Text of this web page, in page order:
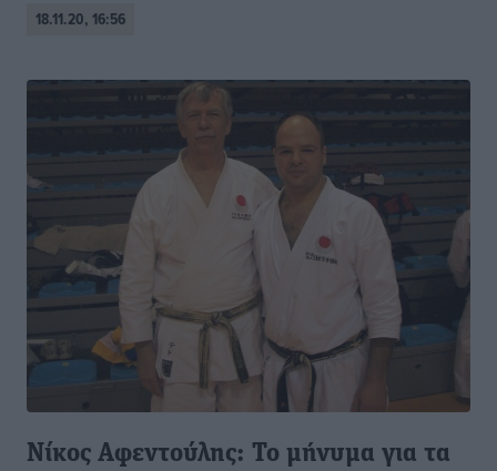
18.11.20, 16:56
Νίκος Αφεντούλης: Το μήνυμα για τα